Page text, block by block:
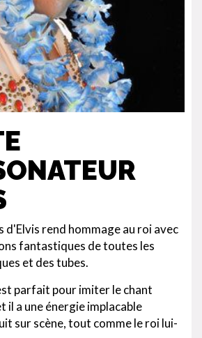
d'Elvis rend hommage au roi avec
fantastiques de toutes les
et des tubes.
parfait pour imiter le chant
il a une énergie implacable
sur scène, tout comme le roi lui-